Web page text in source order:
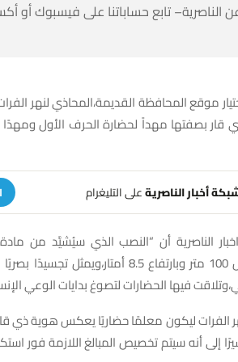
الناصرية– تابع حساباتنا على فيسبوك أو
موقع المحافظة القديمة،المحاذي لنهر
بصفتها مهداً لحضارة الحرف الأول ومهدًا
أخبار الناصريةعلى التليغرام
الناصرية أن “النصب الذي سيُشيَّد من مادة
باستخدام تقنيات فنية حديثة،سيكون بطول 100 متر وبارتفاع 8.5
فيها الحضارات لتصوغ بدايات الوعي
ليكون معلمًا حضاريًا يعكس هوية ذي قار
إلى أنه سيتم تخصيص المبالغ اللازمة فور